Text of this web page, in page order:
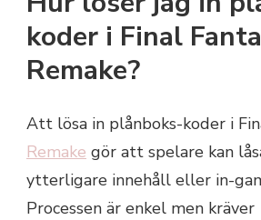
koder i Final
Remake?
Att lösa in plånboks-koder i
Remake gör att spelare kan
ytterligare innehåll eller in-
Processen är enkel men kräver